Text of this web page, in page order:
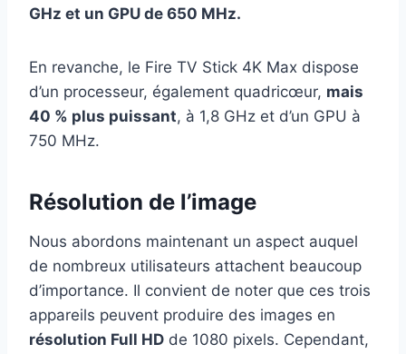
GHz et un GPU de 650 MHz.
En revanche, le Fire TV Stick 4K Max dispose
d’un processeur, également quadricœur, mais
40 % plus puissant, à 1,8 GHz et d’un GPU à
750 MHz.
Résolution de l’image
Nous abordons maintenant un aspect auquel
de nombreux utilisateurs attachent beaucoup
d’importance. Il convient de noter que ces trois
appareils peuvent produire des images en
résolution Full HD de 1080 pixels. Cependant,